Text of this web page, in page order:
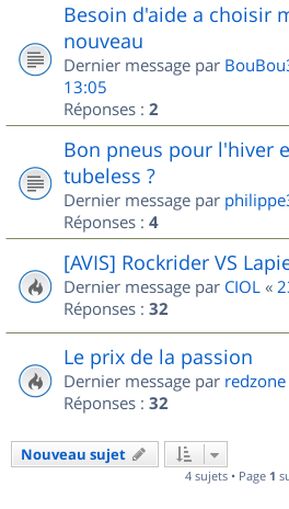
Besoin d'aide a choisir
nouveau
Dernier message par
13:05
Réponses : 2
Bon pneus pour l'hiver
tubeless ?
Dernier message par
Réponses : 4
[AVIS] Rockrider VS
Dernier message par CIOL «
Réponses : 32
Le prix de la passion
Dernier message par redzone
Réponses : 32
Nouveau sujet
4 sujets • Page 1